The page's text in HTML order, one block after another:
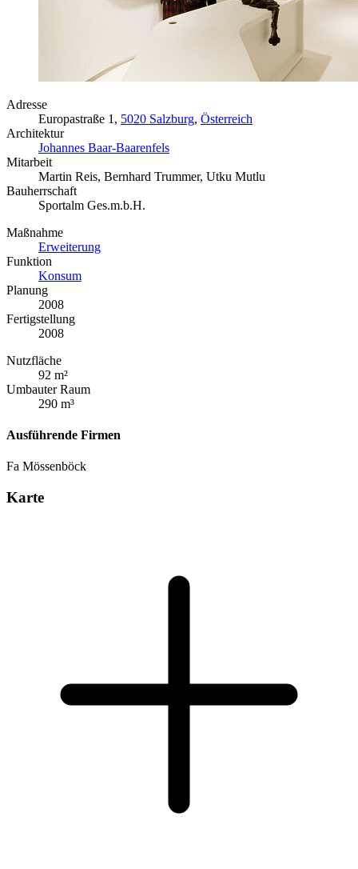
Adresse
Europastraße 1, 5020 Salzburg, Österreich
Architektur
Johannes Baar-Baarenfels
Mitarbeit
Martin Reis, Bernhard Trummer, Utku Mutlu
Bauherrschaft
Sportalm Ges.m.b.H.
Maßnahme
Erweiterung
Funktion
Konsum
Planung
2008
Fertigstellung
2008
Nutzfläche
92 m²
Umbauter Raum
290 m³
Ausführende Firmen
Fa Mössenböck
Karte